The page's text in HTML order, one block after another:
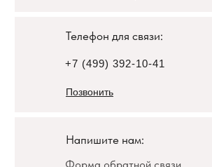
Телефон для связи:
Напишите нам:
+7 (499) 392-10-41
Позвонить